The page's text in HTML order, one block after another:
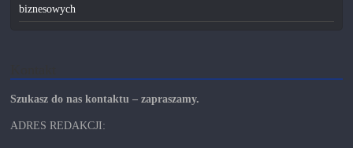
biznesowych
Szukasz do nas kontaktu – zapraszamy.
ADRES REDAKCJI: